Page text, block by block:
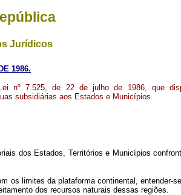
Jurídicos
1986.
nº 7.525, de 22 de julho de 1986, que
subsidiárias aos Estados e Municípios.
dos Estados, Territórios e Municípios
os limites da plataforma continental, entender-
dos recursos naturais dessas regiões.